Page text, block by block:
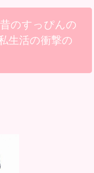
のすっぴんの
生活の衝撃の